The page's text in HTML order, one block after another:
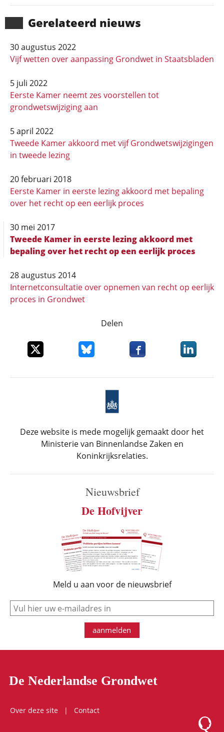
Gerela­teerd nieuws
30 augustus 2022
Vijf wetten over aanpassing Grondwet in Staatsbladen
5 juli 2022
Eerste Kamer neemt zes voorstellen tot
grondwetswijziging aan
5 april 2022
Tweede Kamer akkoord met vijf Grondwetswijzigingen
in tweede lezing
20 februari 2018
Eerste Kamer in eerste lezing akkoord met bepaling
over het recht op een eerlijk proces
30 mei 2017
Tweede Kamer in eerste lezing akkoord met
bepaling over het recht op een eerlijk proces
28 augustus 2014
Internetconsultatie over opnemen van recht op eerlijk
proces in Grondwet
Delen
Deel dit item op XDeel dit item op Bluesky
Deel dit item opDeel dit
Deze website is mede mogelijk gemaakt door het
Ministerie van Binnenlandse Zaken en
Koninkrijksrelaties.
Nieuwsbrief
De Hofvijver
Meld u aan voor de nieuwsbrief
e-mail
aanmelden
De Nederlandse Grondwet
Over deze site
Contact
Logo